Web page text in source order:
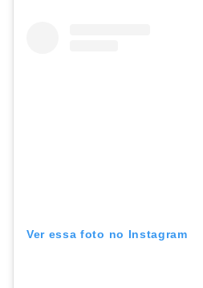
Ver essa foto no Instagram